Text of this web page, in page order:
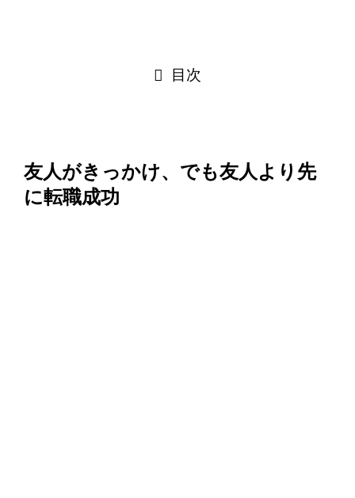
目次
友人がきっかけ、でも友人より先
に転職成功